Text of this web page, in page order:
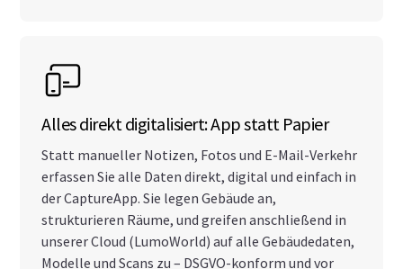
Alles direkt digitalisiert: App statt Papier
Statt manueller Notizen, Fotos und E-Mail-Verkehr
erfassen Sie alle Daten direkt, digital und einfach in
der CaptureApp. Sie legen Gebäude an,
strukturieren Räume, und greifen anschließend in
unserer Cloud (LumoWorld) auf alle Gebäudedaten,
Modelle und Scans zu – DSGVO-konform und vor